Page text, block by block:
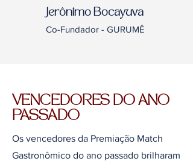
Jerônimo Bocayuva
Co-Fundador - GURUMÊ
VENCEDORES DO ANO
PASSADO
Os vencedores da Premiação Match
Gastronômico do ano passado brilharam